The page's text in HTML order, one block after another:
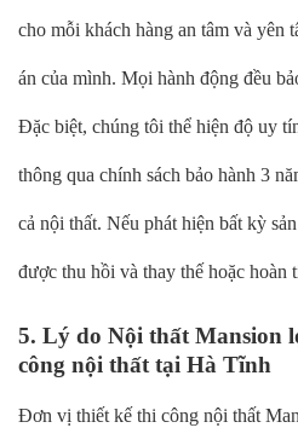
cho mỗi khách hàng an tâm và yên
án của mình. Mọi hành động đều
Đặc biệt, chúng tôi thể hiện độ uy
thông qua chính sách bảo hành 3
cả nội thất. Nếu phát hiện bất kỳ
được thu hồi và thay thế hoặc hoàn
5. Lý do Nội thất Mansion
công nội thất tại Hà Tĩnh
Đơn vị thiết kế thi công nội thất